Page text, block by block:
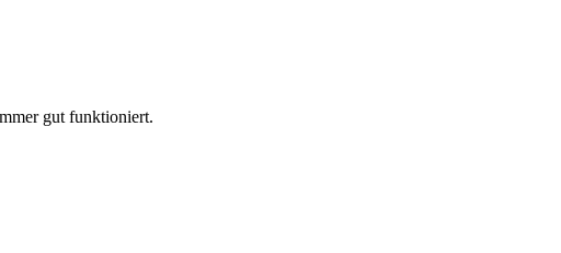
gut funktioniert.